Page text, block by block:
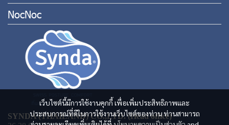
เว็บไซต์นี้มีการใช้งานคุกกี้ เพื่อเพิ่มประสิทธิภาพและ
ประสบการณ์ที่ดีในการใช้งานเว็บไซต์ของท่าน ท่านสามารถ
NocNoc
SYNDA (THAILAND) CO.,LTD. (Head office)